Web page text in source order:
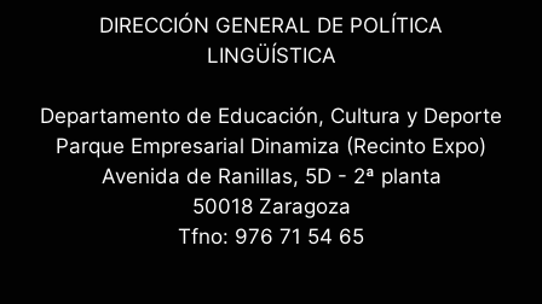
DIRECCIÓN GENERAL DE POLÍTICA
LINGÜÍSTICA
Departamento de Educación, Cultura y Deporte
Parque Empresarial Dinamiza (Recinto Expo)
Avenida de Ranillas, 5D - 2ª planta
50018 Zaragoza
Tfno: 976 71 54 65